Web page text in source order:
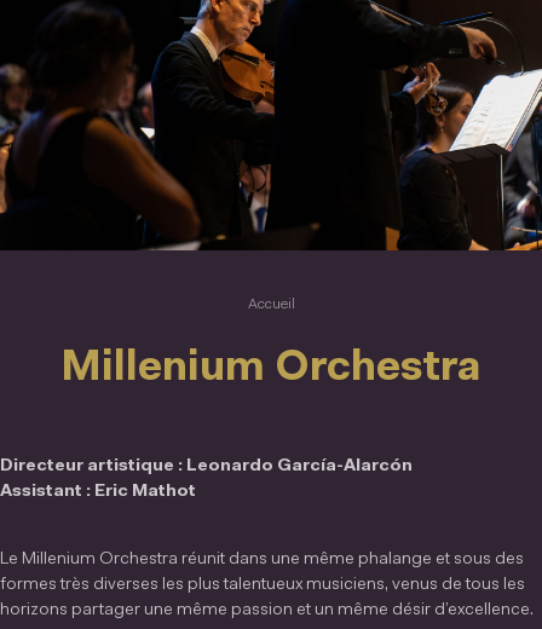
Accueil
Millenium Orchestra
Directeur artistique : Leonardo García-Alarcón
Assistant : Eric Mathot
Le Millenium Orchestra réunit dans une même phalange et sous des
formes très diverses les plus talentueux musiciens, venus de tous les
horizons partager une même passion et un même désir d’excellence.